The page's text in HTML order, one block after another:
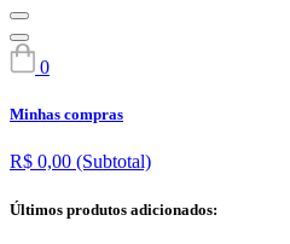
0
Minhas compras
R$ 0,00 (Subtotal)
Últimos produtos adicionados: